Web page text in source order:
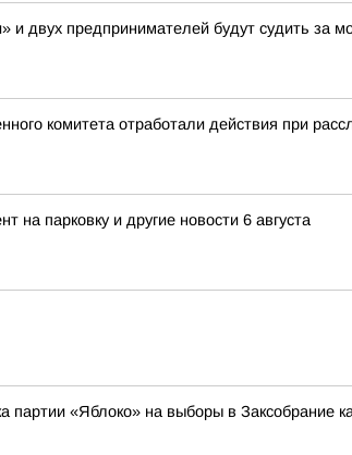
и двух предпринимателей будут судить за
комитета отработали действия при
на парковку и другие новости 6 августа
партии «Яблоко» на выборы в Заксобрание